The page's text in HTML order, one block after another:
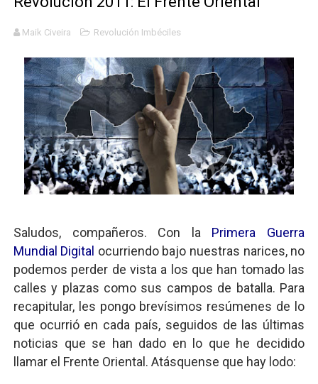
Definiendo: ¿Qué es el fascismo?
Panorama del nuevo fascismo mundial: Verano de 2026
Llévenmelo fuchachos: El adiós a 'THE BOYS'
Maik Civeira Revolución Imbéciles
Saludos, compañeros. Con la Primera Guerra
Mundial Digital ocurriendo bajo nuestras narices, no
podemos perder de vista a los que han tomado las
calles y plazas como sus campos de batalla. Para
recapitular, les pongo brevísimos resúmenes de lo
que ocurrió en cada país, seguidos de las últimas
noticias que se han dado en lo que he decidido
llamar el Frente Oriental. Atásquense que hay lodo: